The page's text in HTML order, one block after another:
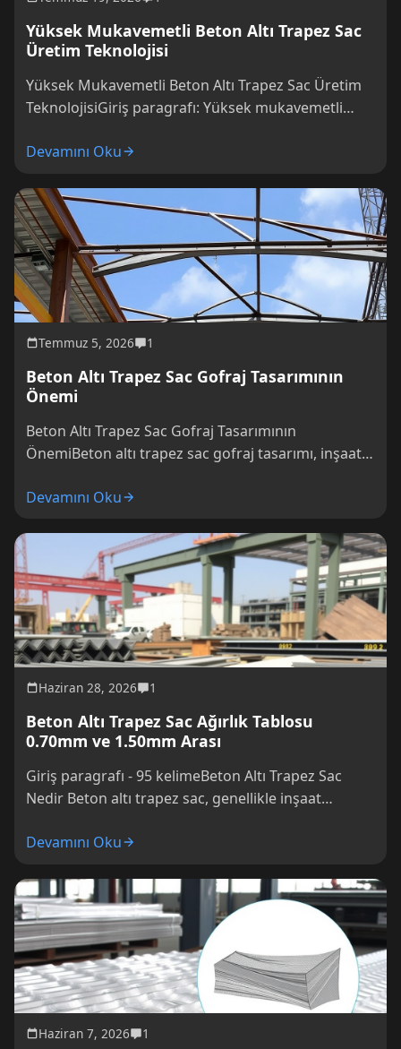
Yüksek Mukavemetli Beton Altı Trapez Sac
Üretim Teknolojisi
Yüksek Mukavemetli Beton Altı Trapez Sac Üretim
TeknolojisiGiriş paragrafı: Yüksek mukavemetli
Devamını Oku
Temmuz 5, 2026 1
Beton Altı Trapez Sac Gofraj Tasarımının
Önemi
Beton Altı Trapez Sac Gofraj Tasarımının
ÖnemiBeton altı trapez sac gofraj tasarımı, inşaat
Devamını Oku
Haziran 28, 2026 1
Beton Altı Trapez Sac Ağırlık Tablosu
0.70mm ve 1.50mm Arası
Giriş paragrafı - 95 kelimeBeton Altı Trapez Sac
Nedir Beton altı trapez sac, genellikle inşaat
Devamını Oku
Haziran 7, 2026 1